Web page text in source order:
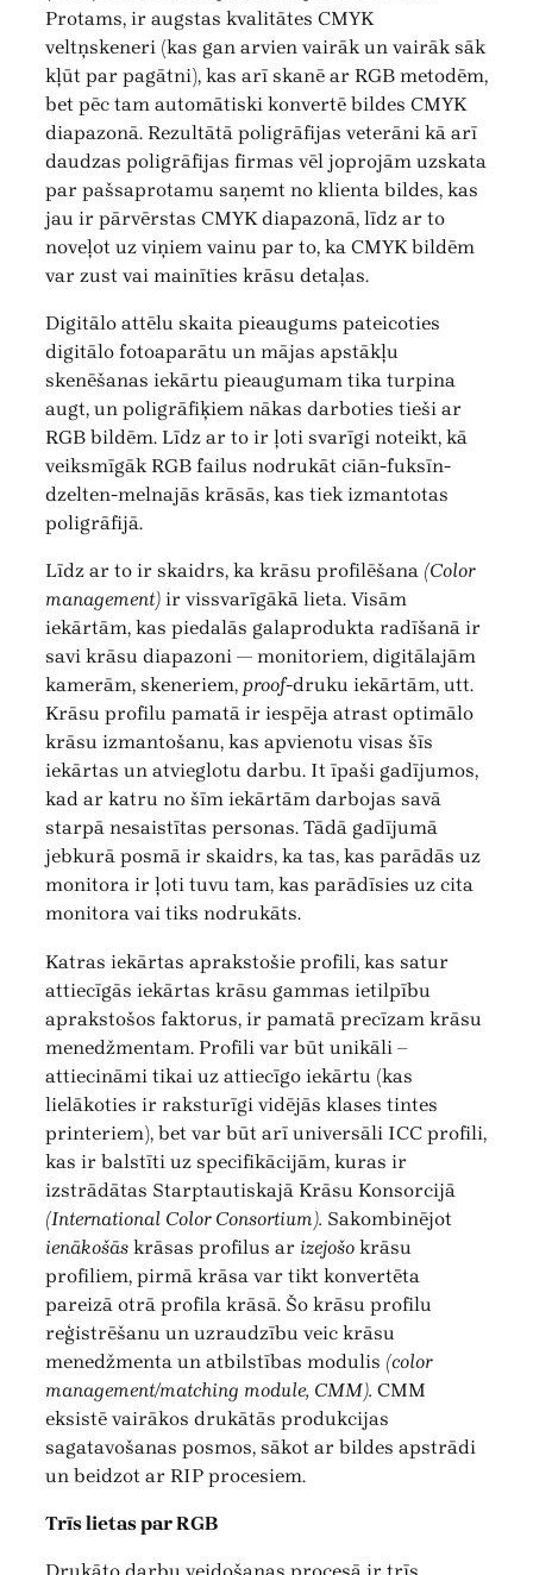
Protams, ir augstas kvalitātes CMYK
veltņskeneri (kas gan arvien vairāk un vairāk sāk
kļūt par pagātni), kas arī skanē ar RGB metodēm,
bet pēc tam automātiski konvertē bildes CMYK
diapazonā. Rezultātā poligrāfijas veterāni kā arī
daudzas poligrāfijas firmas vēl joprojām uzskata
par pašsaprotamu saņemt no klienta bildes, kas
jau ir pārvērstas CMYK diapazonā, līdz ar to
noveļot uz viņiem vainu par to, ka CMYK bildēm
var zust vai mainīties krāsu detaļas.
Digitālo attēlu skaita pieaugums pateicoties
digitālo fotoaparātu un mājas apstākļu
skenēšanas iekārtu pieaugumam tika turpina
augt, un poligrāfiķiem nākas darboties tieši ar
RGB bildēm. Līdz ar to ir ļoti svarīgi noteikt, kā
veiksmīgāk RGB failus nodrukāt ciān-fuksīn-
dzelten-melnajās krāsās, kas tiek izmantotas
poligrāfijā.
Līdz ar to ir skaidrs, ka krāsu profilēšana (Color
management) ir vissvarīgākā lieta. Visām
iekārtām, kas piedalās galaprodukta radīšanā ir
savi krāsu diapazoni — monitoriem, digitālajām
kamerām, skeneriem, proof-druku iekārtām, utt.
Krāsu profilu pamatā ir iespēja atrast optimālo
krāsu izmantošanu, kas apvienotu visas šīs
iekārtas un atvieglotu darbu. It īpaši gadījumos,
kad ar katru no šīm iekārtām darbojas savā
starpā nesaistītas personas. Tādā gadījumā
jebkurā posmā ir skaidrs, ka tas, kas parādās uz
monitora ir ļoti tuvu tam, kas parādīsies uz cita
monitora vai tiks nodrukāts.
Katras iekārtas aprakstošie profili, kas satur
attiecīgās iekārtas krāsu gammas ietilpību
aprakstošos faktorus, ir pamatā precīzam krāsu
menedžmentam. Profili var būt unikāli –
attiecināmi tikai uz attiecīgo iekārtu (kas
lielākoties ir raksturīgi vidējās klases tintes
printeriem), bet var būt arī universāli ICC profili,
kas ir balstīti uz specifikācijām, kuras ir
izstrādātas Starptautiskajā Krāsu Konsorcijā
(International Color Consortium). Sakombinējot
ienākošās krāsas profilus ar izejošo krāsu
profiliem, pirmā krāsa var tikt konvertēta
pareizā otrā profila krāsā. Šo krāsu profilu
reģistrēšanu un uzraudzību veic krāsu
menedžmenta un atbilstības modulis (color
management/matching module, CMM). CMM
eksistē vairākos drukātās produkcijas
sagatavošanas posmos, sākot ar bildes apstrādi
un beidzot ar RIP procesiem.
Trīs lietas par RGB